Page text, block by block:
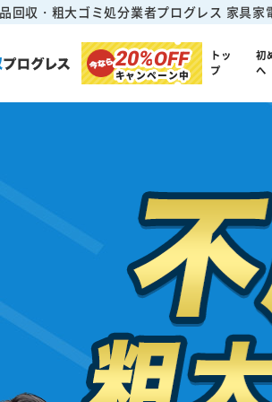
回収・粗大ゴミ処分業者プログレス 家具家
20%OFF
キャンペーン中
トッ
プ
初
へ